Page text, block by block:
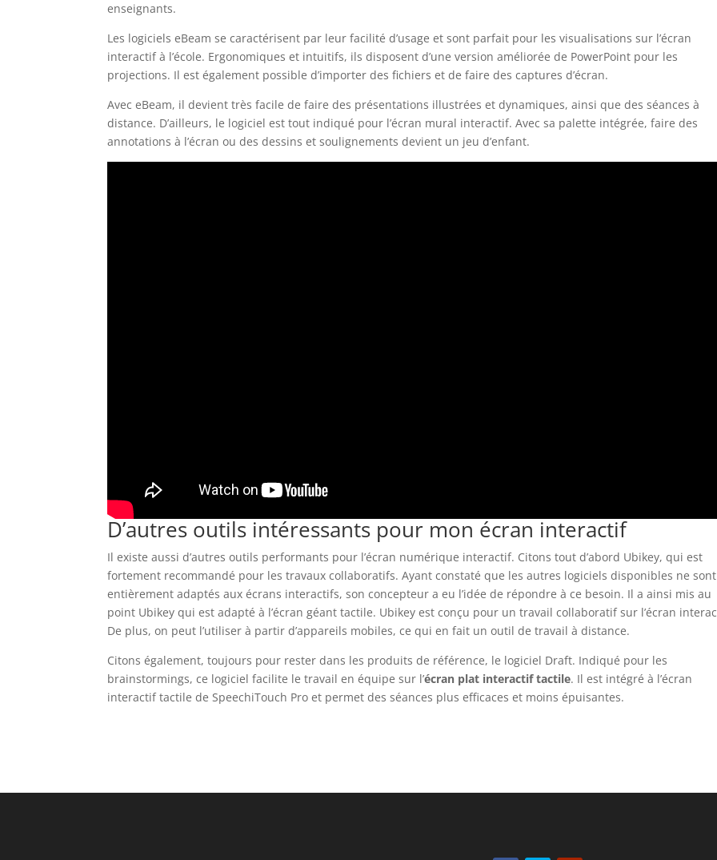
enseignants.
Les logiciels eBeam se caractérisent par leur facilité d’usage et sont parfait pour les visualisations sur l’écran
interactif à l’école. Ergonomiques et intuitifs, ils disposent d’une version améliorée de PowerPoint pour les
projections. Il est également possible d’importer des fichiers et de faire des captures d’écran.
Avec eBeam, il devient très facile de faire des présentations illustrées et dynamiques, ainsi que des séances à
distance. D’ailleurs, le logiciel est tout indiqué pour l’écran mural interactif. Avec sa palette intégrée, faire des
annotations à l’écran ou des dessins et soulignements devient un jeu d’enfant.
D’autres outils intéressants pour mon écran interactif
Il existe aussi d’autres outils performants pour l’écran numérique interactif. Citons tout d’abord Ubikey, qui est
fortement recommandé pour les travaux collaboratifs. Ayant constaté que les autres logiciels disponibles ne
entièrement adaptés aux écrans interactifs, son concepteur a eu l’idée de répondre à ce besoin. Il a ainsi mis au
point Ubikey qui est adapté à l’écran géant tactile. Ubikey est conçu pour un travail collaboratif sur l’écran
De plus, on peut l’utiliser à partir d’appareils mobiles, ce qui en fait un outil de travail à distance.
Citons également, toujours pour rester dans les produits de référence, le logiciel Draft. Indiqué pour les
brainstormings, ce logiciel facilite le travail en équipe sur l’écran plat interactif tactile. Il est intégré à l’écran
interactif tactile de SpeechiTouch Pro et permet des séances plus efficaces et moins épuisantes.